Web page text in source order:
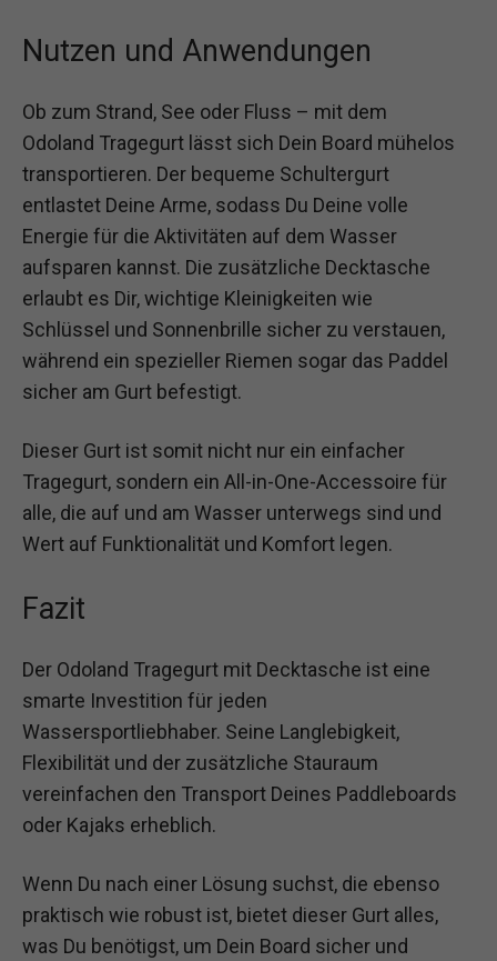
Nutzen und Anwendungen
Ob zum Strand, See oder Fluss – mit dem
Odoland Tragegurt lässt sich Dein Board mühelos
transportieren. Der bequeme Schultergurt
entlastet Deine Arme, sodass Du Deine volle
Energie für die Aktivitäten auf dem Wasser
aufsparen kannst. Die zusätzliche Decktasche
erlaubt es Dir, wichtige Kleinigkeiten wie
Schlüssel und Sonnenbrille sicher zu verstauen,
während ein spezieller Riemen sogar das Paddel
sicher am Gurt befestigt.
Dieser Gurt ist somit nicht nur ein einfacher
Tragegurt, sondern ein All-in-One-Accessoire für
alle, die auf und am Wasser unterwegs sind und
Wert auf Funktionalität und Komfort legen.
Fazit
Der Odoland Tragegurt mit Decktasche ist eine
smarte Investition für jeden
Wassersportliebhaber. Seine Langlebigkeit,
Flexibilität und der zusätzliche Stauraum
vereinfachen den Transport Deines Paddleboards
oder Kajaks erheblich.
Wenn Du nach einer Lösung suchst, die ebenso
praktisch wie robust ist, bietet dieser Gurt alles,
was Du benötigst, um Dein Board sicher und